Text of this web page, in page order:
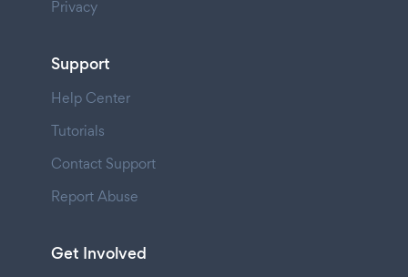
Privacy
Support
Help Center
Tutorials
Contact Support
Report Abuse
Get Involved